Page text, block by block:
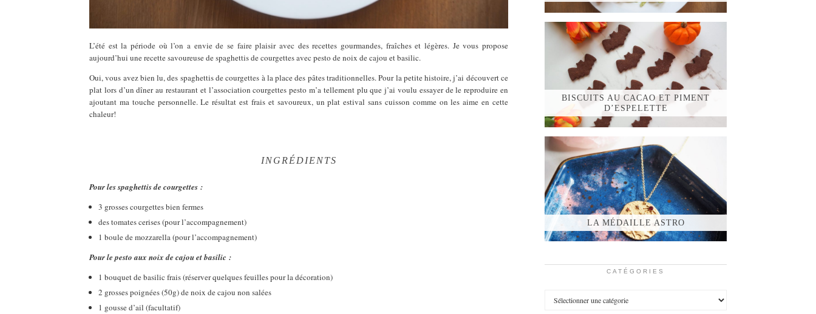
L’été est la période où l’on a envie de se faire plaisir avec des recettes gourmandes, fraîches et légères. Je vous propose
aujourd’hui une recette savoureuse de spaghettis de courgettes avec pesto de noix de cajou et basilic.
Oui, vous avez bien lu, des spaghettis de courgettes à la place des pâtes traditionnelles. Pour la petite histoire, j’ai découvert ce
plat lors d’un dîner au restaurant et l’association courgettes pesto m’a tellement plu que j’ai voulu essayer de le reproduire en
ajoutant ma touche personnelle. Le résultat est frais et savoureux, un plat estival sans cuisson comme on les aime en cette
chaleur!
INGRÉDIENTS
Pour les spaghettis de courgettes :
3 grosses courgettes bien fermes
des tomates cerises (pour l’accompagnement)
1 boule de mozzarella (pour l’accompagnement)
Pour le pesto aux noix de cajou et basilic :
1 bouquet de basilic frais (réserver quelques feuilles pour la décoration)
2 grosses poignées (50g) de noix de cajou non salées
1 gousse d’ail (facultatif)
BISCUITS AU CACAO ET PIMENT
D’ESPELETTE
LA MÉDAILLE ASTRO
CATÉGORIES